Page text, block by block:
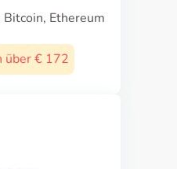
Bitcoin, Ethereum
über € 172